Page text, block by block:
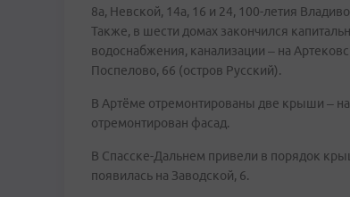
8а, Невской, 14а, 16 и 24, 100-летия
Также, в шести домах закончился
водоснабжения, канализации – на
Поспелово, 66 (остров Русский).
В Артёме отремонтированы две крыши –
отремонтирован фасад.
В Спасске-Дальнем привели в порядок
появилась на Заводской, 6.